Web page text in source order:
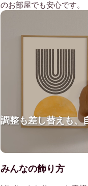
のお部屋でも安心です。
調整も差し替えも、
みんなの飾り方